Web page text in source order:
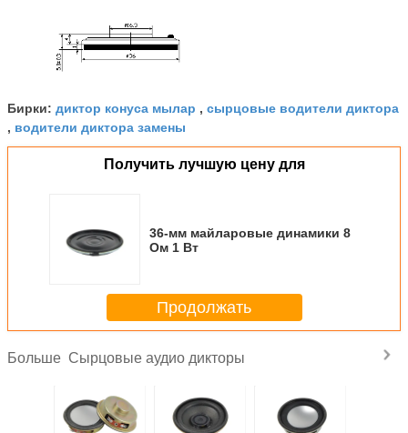
Бирки: диктор конуса мылар , сырцовые водители диктора
, водители диктора замены
Получить лучшую цену для
36-мм майларовые динамики 8
Ом 1 Вт
Продолжать
Больше Сырцовые аудио дикторы